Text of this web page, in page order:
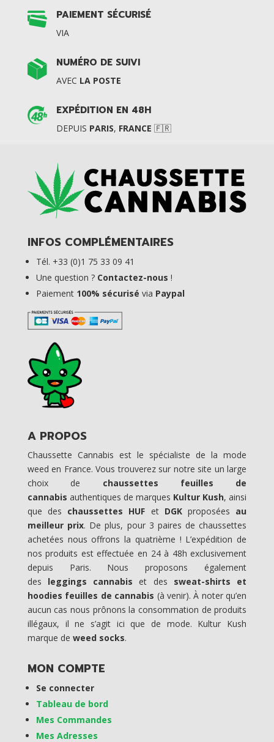
PAIEMENT SÉCURISÉ
VIA
NUMÉRO DE SUIVI
AVEC LA POSTE
EXPÉDITION EN 48H
DEPUIS PARIS, FRANCE 🇫🇷
INFOS COMPLÉMENTAIRES
Tél. +33 (0)1 75 33 09 41
Une question ? Contactez-nous !
Paiement 100% sécurisé via Paypal
A PROPOS
Chaussette Cannabis est le spécialiste de la mode
weed en France. Vous trouverez sur notre site un large
choix de chaussettes feuilles de
cannabis authentiques de marques Kultur Kush, ainsi
que des chaussettes HUF et DGKproposées au
meilleur prix. De plus, pour 3 paires de chaussettes
achetées nous offrons la quatrième ! L’expédition de
nos produits est effectuée en 24 à 48h exclusivement
depuis Paris. Nous proposons également
des leggings cannabis et des sweat-shirts et
hoodies feuilles de cannabis (à venir). À noter qu’en
aucun cas nous prônons la consommation de produits
illégaux, il ne s’agit ici que de mode. Kultur Kush
marque de weed socks.
MON COMPTE
Se connecter
Tableau de bord
Mes Commandes
Mes Adresses